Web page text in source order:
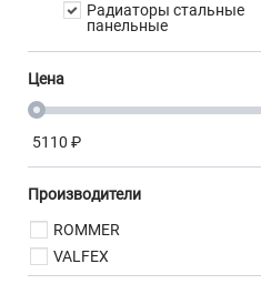
Радиаторы стальные
панельные
Цена
5110 ₽
Производители
ROMMER
VALFEX